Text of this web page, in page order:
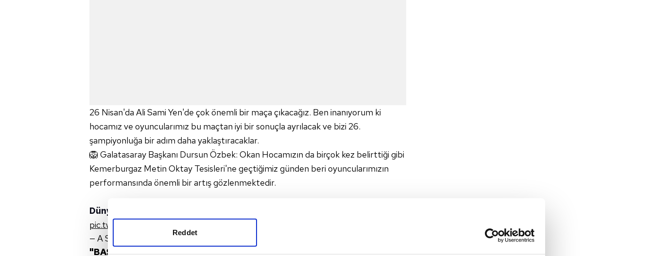
Reddet
26 Nisan'da Ali Sami Yen'de çok önemli bir maça çıkacağız. Ben inanıyorum ki
hocamız ve oyuncularımız bu maçtan iyi bir sonuçla ayrılacak ve bizi 26.
şampiyonluğa bir adım daha yaklaştıracaklar.
🦁 Galatasaray Başkanı Dursun Özbek: Okan Hocamızın da birçok kez belirttiği gibi
Kemerburgaz Metin Oktay Tesisleri'ne geçtiğimiz günden beri oyuncularımızın
performansında önemli bir artış gözlenmektedir.
Dünya
pic.twitter.com/YVBFh8mqIk
— A Spor (@aspor)
April 25, 2026
"BAŞARILARIMIZDAN RAHATSIZ OLANLAR VAR"